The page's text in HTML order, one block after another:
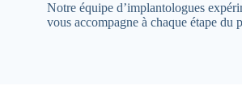
Notre équipe d’implantologues
vous accompagne à chaque étape du